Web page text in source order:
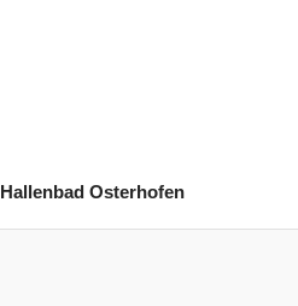
Hallenbad Osterhofen